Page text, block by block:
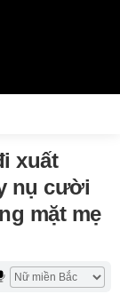
xuất
nụ cười
mặt mẹ